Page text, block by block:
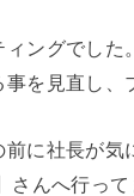
ングでした。
を見直し
に社長が気
さんへ行って